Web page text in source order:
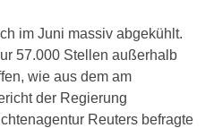
im Juni massiv abgekühlt.
57.000 Stellen außerhalb
wie aus dem am
der Regierung
Reuters befragte